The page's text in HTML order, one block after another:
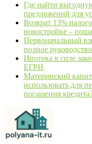
Где найти
предложений для
Возврат 13%
новостройке –
Первоначальный
полное
Ипотека в силе
ЕГРН
Материнский
использовать для
погашения